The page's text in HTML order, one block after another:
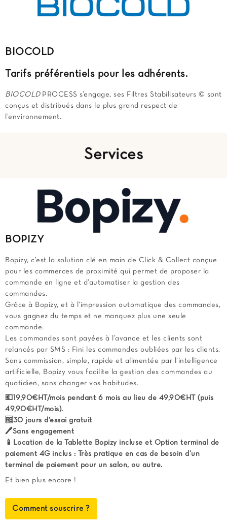
BIOCOLD
Tarifs préférentiels pour les adhérents.
BIOCOLDPROCESS s’engage, ses Filtres Stabilisateurs © sont
conçus et distribués dans le plus grand respect de
l’environnement.
Services
BOPIZY
Bopizy, c’est la solution clé en main de Click & Collect conçue
pour les commerces de proximité qui permet de proposer la
commande en ligne et d’automatiser la gestion des
commandes.
Grâce à Bopizy, et à l’impression automatique des commandes,
vous gagnez du temps et ne manquez plus une seule
commande.
Les commandes sont payées à l’avance et les clients sont
relancés par SMS : Fini les commandes oubliées par les clients.
Sans commission, simple, rapide et alimentée par l’intelligence
artificielle, Bopizy vous facilite la gestion des commandes au
quotidien, sans changer vos habitudes.
💶19,90€HT/mois pendant 6 mois au lieu de 49,90€HT (puis
49,90€HT/mois).
🆓30 jours d’essai gratuit
🖊️Sans engagement
📱Location de la Tablette Bopizy incluse et Option terminal de
paiement 4G inclus : Très pratique en cas de besoin d’un
terminal de paiement pour un salon, ou autre.
Et bien plus encore !
Comment souscrire ?